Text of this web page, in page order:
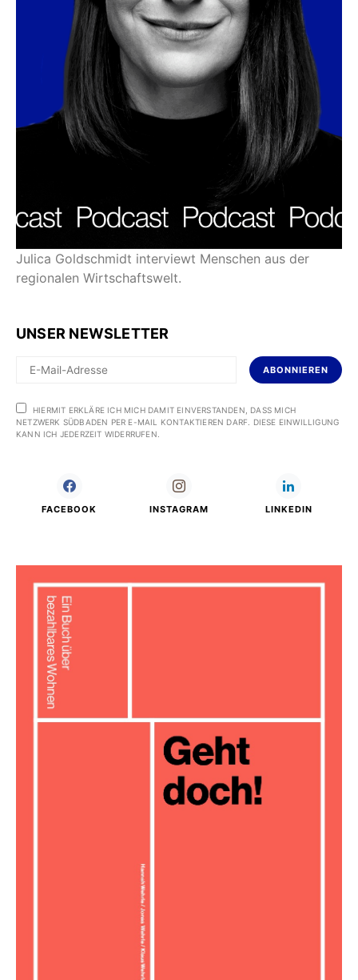
Julica Goldschmidt interviewt Menschen aus der
regionalen Wirtschaftswelt.
UNSER NEWSLETTER
ABONNIEREN
HIERMIT ERKLÄRE ICH MICH DAMIT EINVERSTANDEN, DASS MICH
NETZWERK SÜDBADEN PER E-MAIL KONTAKTIEREN DARF. DIESE EINWILLIGUNG
KANN ICH JEDERZEIT WIDERRUFEN.
FACEBOOK INSTAGRAM LINKEDIN